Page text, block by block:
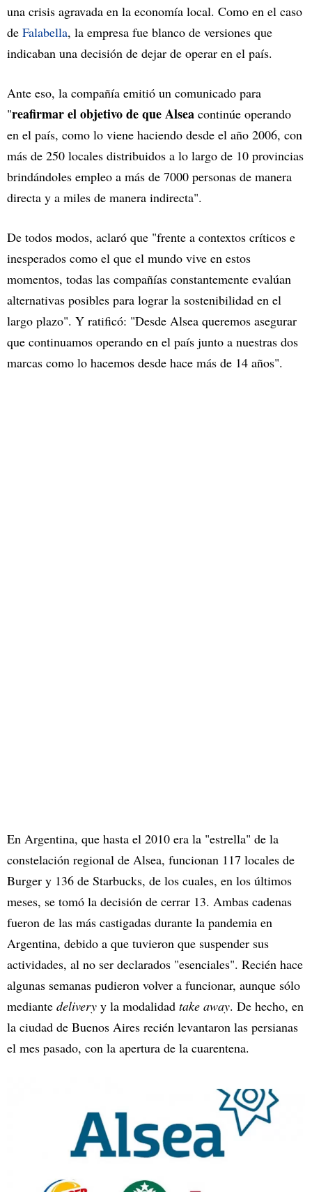
una crisis agravada en la economía local. Como en el caso
de Falabella, la empresa fue blanco de versiones que
indicaban una decisión de dejar de operar en el país.
Ante eso, la compañía emitió un comunicado para
"reafirmar el objetivo de que Alsea continúe operando
en el país, como lo viene haciendo desde el año 2006, con
más de 250 locales distribuidos a lo largo de 10 provincias
brindándoles empleo a más de 7000 personas de manera
directa y a miles de manera indirecta".
De todos modos, aclaró que "frente a contextos críticos e
inesperados como el que el mundo vive en estos
momentos, todas las compañías constantemente evalúan
alternativas posibles para lograr la sostenibilidad en el
largo plazo". Y ratificó: "Desde Alsea queremos asegurar
que continuamos operando en el país junto a nuestras dos
marcas como lo hacemos desde hace más de 14 años".
En Argentina, que hasta el 2010 era la "estrella" de la
constelación regional de Alsea, funcionan 117 locales de
Burger y 136 de Starbucks, de los cuales, en los últimos
meses, se tomó la decisión de cerrar 13. Ambas cadenas
fueron de las más castigadas durante la pandemia en
Argentina, debido a que tuvieron que suspender sus
actividades, al no ser declarados "esenciales". Recién hace
algunas semanas pudieron volver a funcionar, aunque sólo
mediante delivery y la modalidad take away. De hecho, en
la ciudad de Buenos Aires recién levantaron las persianas
el mes pasado, con la apertura de la cuarentena.